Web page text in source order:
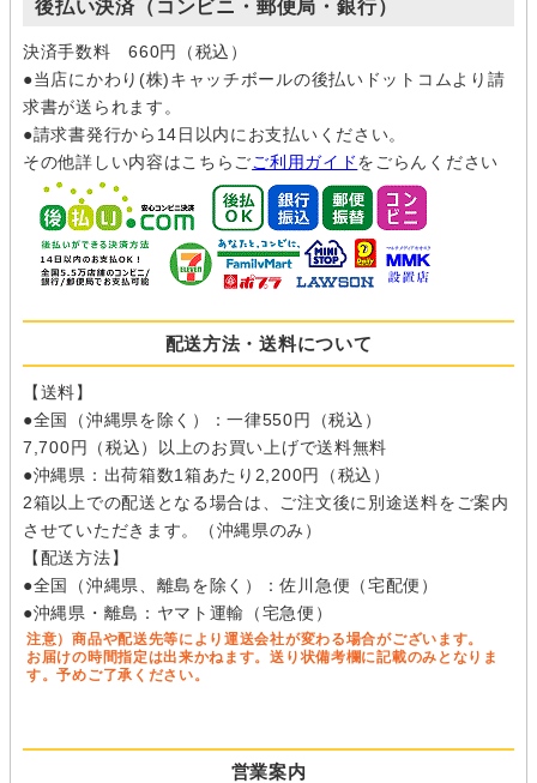
後払い決済（コンビニ・郵便局・銀行）
決済手数料 660円（税込）
●当店にかわり(株)キャッチボールの後払いドットコムより請
求書が送られます。
●請求書発行から14日以内にお支払いください。
その他詳しい内容はこちらごご利用ガイドをごらんください
配送方法・送料について
【送料】
●全国（沖縄県を除く）：一律550円（税込）
7,700円（税込）以上のお買い上げで送料無料
●沖縄県：出荷箱数1箱あたり2,200円（税込）
2箱以上での配送となる場合は、ご注文後に別途送料をご案内
させていただきます。（沖縄県のみ）
【配送方法】
●全国（沖縄県、離島を除く）：佐川急便（宅配便）
●沖縄県・離島：ヤマト運輸（宅急便）
注意）商品や配送先等により運送会社が変わる場合がございます。
お届けの時間指定は出来かねます。送り状備考欄に記載のみとなりま
す。予めご了承ください。
営業案内